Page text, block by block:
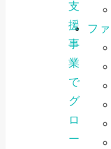
支
援
事
業
で
グ
ロ
ー
フ